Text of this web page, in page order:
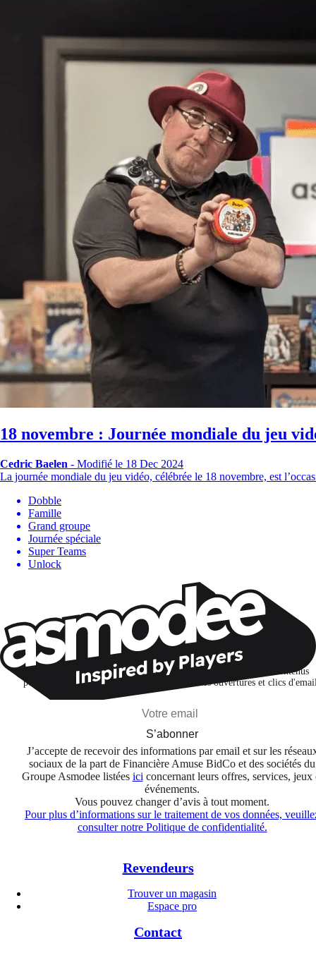
18 novembre : Journée mondiale du jeu
Cedric Baelen - Modifié le 18 Dec 2024
La journée mondiale du jeu vidéo, célébrée le 18 novembre, est
Dobble
Famille
Grand groupe
Journée spéciale
Super Teams
Unlock
Restons connectés !
Je m'abonne pour découvrir des jeux, des nouveautés et des contenus
personnalisés selon mes centres d'intérêt et mes ouvertures et clics
S’abonner
J’accepte de recevoir des informations par email et sur les
sociaux de la part de Financière Amuse BidCo et des sociétés du
Groupe Asmodee listées iciconcernant leurs offres, services, jeux
événements.
Vous pouvez changer d’avis à tout moment.
Pour plus d’informations sur le traitement de vos données,
consulter notre Politique de confidentialité.
Revendeurs
Trouver un magasin
Espace pro
Contact